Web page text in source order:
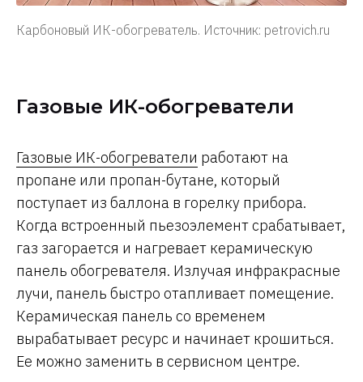
Карбоновый ИК-обогреватель. Источник: petrovich.ru
Газовые ИК-обогреватели
Газовые ИК-обогреватели работают на
пропане или пропан-бутане, который
поступает из баллона в горелку прибора.
Когда встроенный пьезоэлемент срабатывает,
газ загорается и нагревает керамическую
панель обогревателя. Излучая инфракрасные
лучи, панель быстро отапливает помещение.
Керамическая панель со временем
вырабатывает ресурс и начинает крошиться.
Ее можно заменить в сервисном центре.